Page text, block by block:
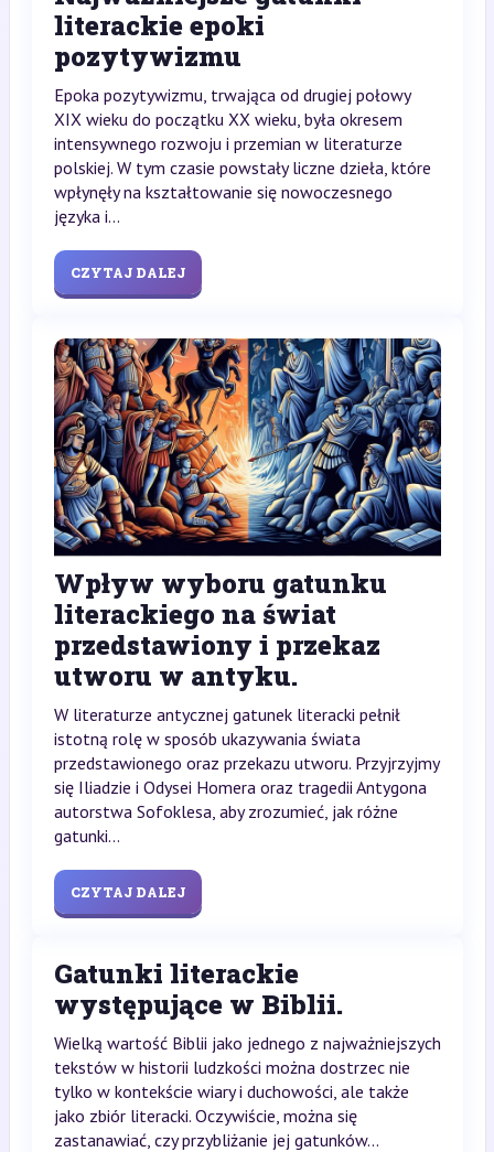
literackie epoki
pozytywizmu
Epoka pozytywizmu, trwająca od drugiej połowy
XIX wieku do początku XX wieku, była okresem
intensywnego rozwoju i przemian w literaturze
polskiej. W tym czasie powstały liczne dzieła, które
wpłynęły na kształtowanie się nowoczesnego
języka i...
CZYTAJ DALEJ
Wpływ wyboru gatunku
literackiego na świat
przedstawiony i przekaz
utworu w antyku.
W literaturze antycznej gatunek literacki pełnił
istotną rolę w sposób ukazywania świata
przedstawionego oraz przekazu utworu. Przyjrzyjmy
się Iliadzie i Odysei Homera oraz tragedii Antygona
autorstwa Sofoklesa, aby zrozumieć, jak różne
gatunki...
CZYTAJ DALEJ
Gatunki literackie
występujące w Biblii.
Wielką wartość Biblii jako jednego z najważniejszych
tekstów w historii ludzkości można dostrzec nie
tylko w kontekście wiary i duchowości, ale także
jako zbiór literacki. Oczywiście, można się
zastanawiać, czy przybliżanie jej gatunków...